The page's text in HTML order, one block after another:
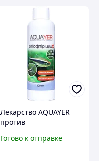
Лекарство AQUAYER
против
мл - лекарство против
Готово к отправке